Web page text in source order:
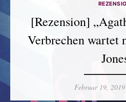
[Rezension]
Verbrechen wartet
Posted
Februar 19, 2019